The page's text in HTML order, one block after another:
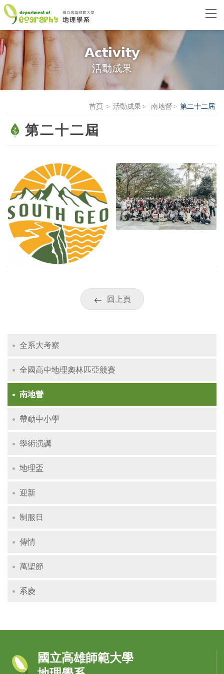
Activity
活動成果
首頁 活動成果 南地營 第二十二屆
第二十二屆
回上頁
全系大考察
全國高中地理奧林匹亞競賽
南地營
帶動中小學
學術演講
地理盃
迎新
制服日
傳情
萬聖節
系慶
國立高雄師範大學